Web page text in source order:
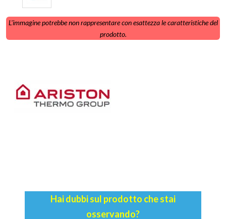
L'immagine potrebbe non rappresentare con esattezza le caratteristiche del
prodotto.
Hai dubbi sul prodotto che stai
osservando?